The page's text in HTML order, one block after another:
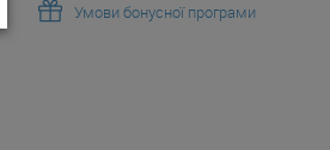
Умови бонусної програми